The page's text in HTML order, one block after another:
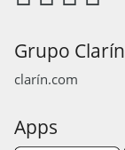
Grupo Clarín
clarín.com
Apps